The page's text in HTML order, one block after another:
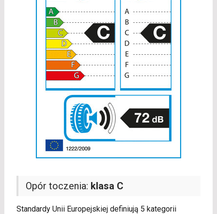
Opór toczenia: klasa C
Standardy Unii Europejskiej definiują 5 kategorii